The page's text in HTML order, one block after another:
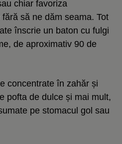
chiar favoriza
să ne dăm seama. Tot
înscrie un baton cu fulgi
de aproximativ 90 de
concentrate în zahăr și
pofta de dulce și mai mult,
pe stomacul gol sau